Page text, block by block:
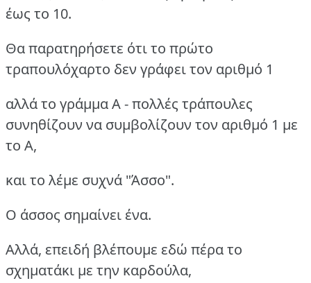
έως το 10.
Θα παρατηρήσετε ότι το πρώτο
τραπουλόχαρτο δεν γράφει τον αριθμό 1
αλλά το γράμμα Α - πολλές τράπουλες
συνηθίζουν να συμβολίζουν τον αριθμό 1 με
το Α,
και το λέμε συχνά "Άσσο".
Ο άσσος σημαίνει ένα.
Αλλά, επειδή βλέπουμε εδώ πέρα το
σχηματάκι με την καρδούλα,